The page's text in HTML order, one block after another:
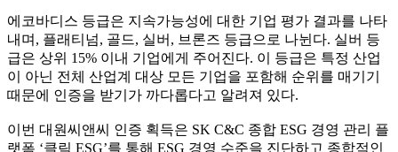
에코바디스 등급은 지속가능성에 대한 기업 평가 결과를 나타
내며, 플래티넘, 골드, 실버, 브론즈 등급으로 나뉜다. 실버 등
급은 상위 15% 이내 기업에게 주어진다. 이 등급은 특정 산업
이 아닌 전체 산업계 대상 모든 기업을 포함해 순위를 매기기
때문에 인증을 받기가 까다롭다고 알려져 있다.
이번 대원씨앤씨 인증 획득은 SK C&C 종합 ESG 경영 관리 플
랫폼 ‘클릭 ESG’를 통해 ESG 경영 수준을 진단하고 종합적인